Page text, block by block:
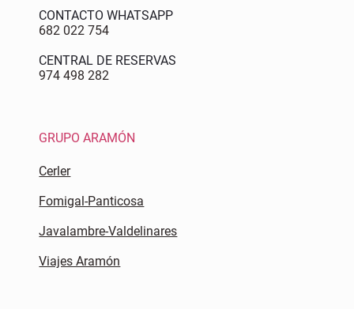
CONTACTO WHATSAPP
682 022 754
CENTRAL DE RESERVAS
974 498 282
GRUPO ARAMÓN
Cerler
Fomigal-Panticosa
Javalambre-Valdelinares
Viajes Aramón